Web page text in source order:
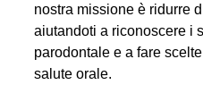
nostra missione è ridurre
aiutandoti a riconoscere i
parodontale e a fare
salute orale.